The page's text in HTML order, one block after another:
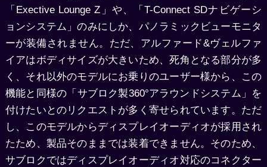
「Exective Lounge Z」や、「T-Connect SDナビゲーシ
ョンシステム」のみにしか、パノラミックビューモニタ
ーが装備されません。ただ、アルファード&ヴェルファ
イアはボディサイズが大きいため、死角となる部分が多
く、それ以外のモデルにお乗りのユーザー様から、この
機能と同様の「サブロク製360°アラウンドシステム」を
付けたいとのリクエストが多く寄せられています。ただ
し、このモデルからディスプレイオーディオが採用され
たため、製品そのままでは装着できません。そのため、
サブロクではディスプレイオーディオ対応のコネクター